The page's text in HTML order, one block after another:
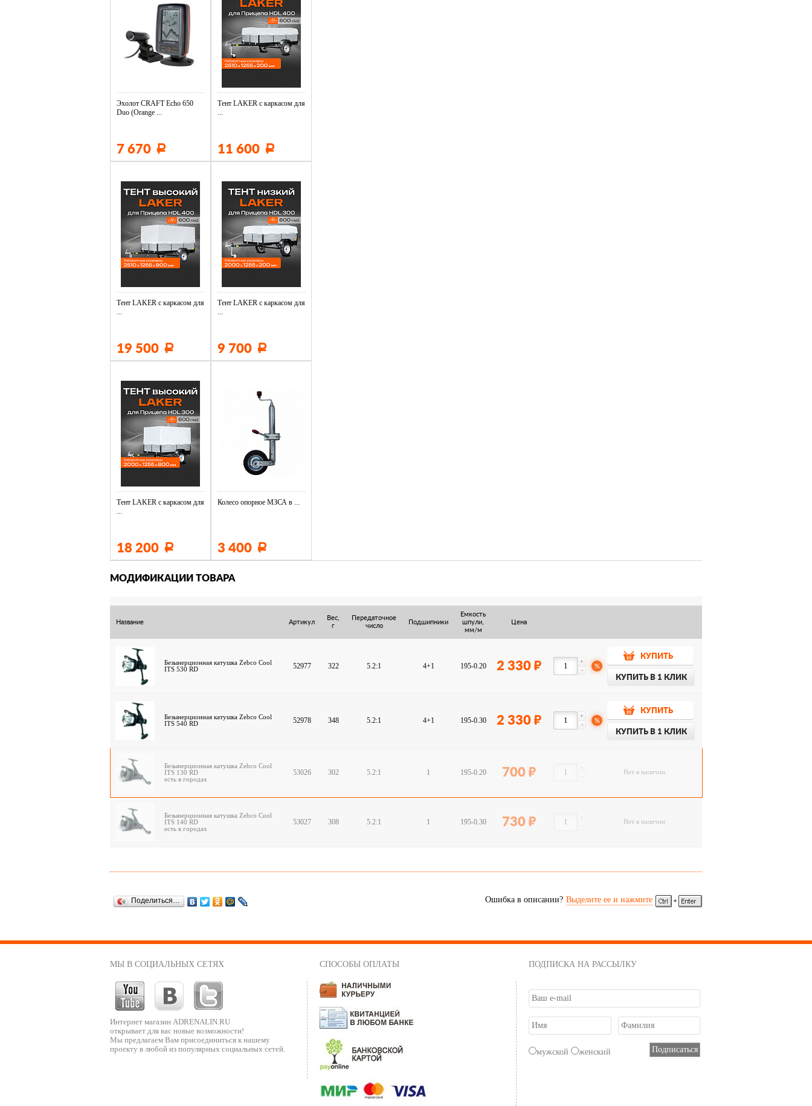
Эхолот CRAFT Echo 650
Duo (Orange ...
7 670 Р
Тент LAKER с каркасом для
...
11 600 Р
Тент LAKER с каркасом для
...
19 500 Р
Тент LAKER с каркасом для
...
9 700 Р
Тент LAKER с каркасом для
...
18 200 Р
Колесо опорное МЗСА в ...
3 400 Р
МОДИФИКАЦИИ ТОВАРА
Название Артикул
Вес,
г
Передаточное
число
Подшипники
Емкость
шпули,
мм/м
Цена
Безынерционная катушка Zebco Cool
ITS 530 RD
52977 322 5.2:1 4+1 195-0.20 2 330 -
+
%
КУПИТЬ
КУПИТЬ В 1 КЛИК
Безынерционная катушка Zebco Cool
ITS 540 RD
52978 348 5.2:1 4+1 195-0.30 2 330 -
+
%
КУПИТЬ
КУПИТЬ В 1 КЛИК
Безынерционная катушка Zebco Cool
ITS 130 RD
есть в городах
53026 302 5.2:1 1 195-0.20 700 -
+
Нет в наличии
Безынерционная катушка Zebco Cool
ITS 140 RD
есть в городах
53027 308 5.2:1 1 195-0.30 730 -
+
Нет в наличии
Ошибка в описании? Выделите ее и нажмите
Поделиться…
МЫ В СОЦИАЛЬНЫХ СЕТЯХ
Интернет магазин ADRENALIN.RU
открывает для вас новые возможности!
Мы предлагаем Вам присоединиться к нашему
проекту в любой из популярных социальных сетей.
СПОСОБЫ ОПЛАТЫ ПОДПИСКА НА РАССЫЛКУ
мужской женский